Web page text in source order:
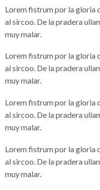
Lorem fistrum por la gloria
al sircoo. De la pradera
muy malar.
Lorem fistrum por la gloria
al sircoo. De la pradera
muy malar.
Lorem fistrum por la gloria
al sircoo. De la pradera
muy malar.
Lorem fistrum por la gloria
al sircoo. De la pradera
muy malar.